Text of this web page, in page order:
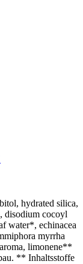
hydrated silica,
disodium cocoyl
water*, echinacea
myrrha
limonene**
** Inhaltsstoffe